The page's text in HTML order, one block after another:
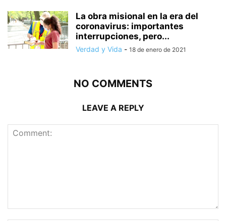
La obra misional en la era del
coronavirus: importantes
interrupciones, pero...
Verdad y Vida - 18 de enero de 2021
NO COMMENTS
LEAVE A REPLY